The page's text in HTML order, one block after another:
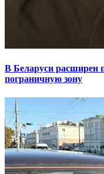
В Беларуси расширен
пограничную зону